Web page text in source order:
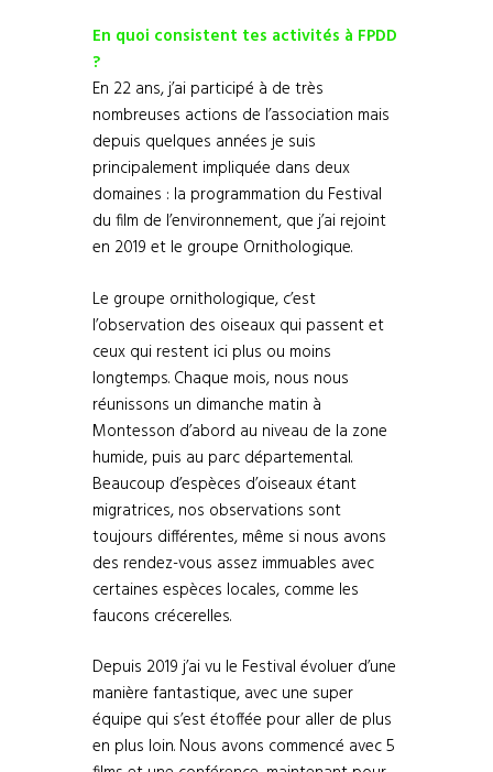
En quoi consistent tes activités à FPDD
?
En 22 ans, j’ai participé à de très
nombreuses actions de l’association mais
depuis quelques années je suis
principalement impliquée dans deux
domaines : la programmation du Festival
du film de l’environnement, que j’ai rejoint
en 2019 et le groupe Ornithologique.
Le groupe ornithologique, c’est
l’observation des oiseaux qui passent et
ceux qui restent ici plus ou moins
longtemps. Chaque mois, nous nous
réunissons un dimanche matin à
Montesson d’abord au niveau de la zone
humide, puis au parc départemental.
Beaucoup d’espèces d’oiseaux étant
migratrices, nos observations sont
toujours différentes, même si nous avons
des rendez-vous assez immuables avec
certaines espèces locales, comme les
faucons crécerelles.
Depuis 2019 j’ai vu le Festival évoluer d’une
manière fantastique, avec une super
équipe qui s’est étoffée pour aller de plus
en plus loin. Nous avons commencé avec 5